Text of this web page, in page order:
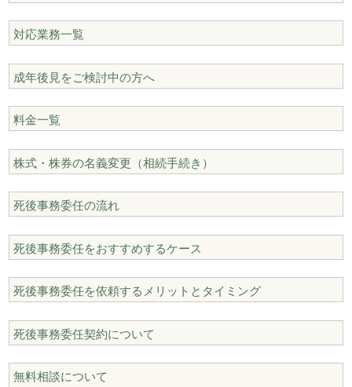
対応業務一覧
成年後見をご検討中の方へ
料金一覧
株式・株券の名義変更（相続手続き）
死後事務委任の流れ
死後事務委任をおすすめするケース
死後事務委任を依頼するメリットとタイミング
死後事務委任契約について
無料相談について